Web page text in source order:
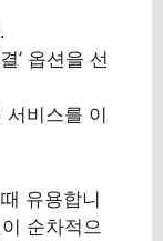
’ 옵션을 선
비스를 이
유용합니
순차적으